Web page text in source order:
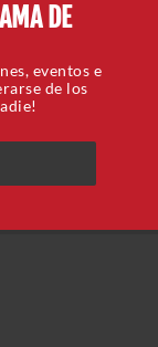
DE
eventos e
de los